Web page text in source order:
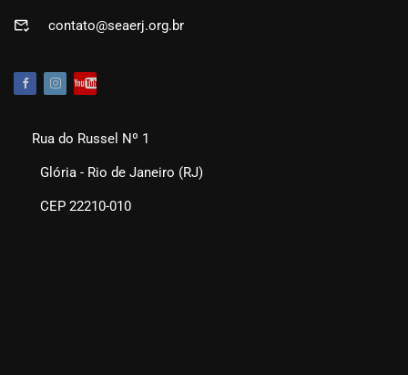
contato@seaerj.org.br
Rua do Russel Nº 1
Glória - Rio de Janeiro (RJ)
CEP 22210-010